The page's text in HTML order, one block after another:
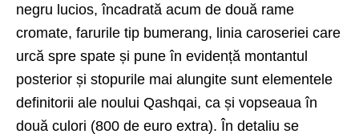
negru lucios, încadrată acum de două rame
cromate, farurile tip bumerang, linia caroseriei care
urcă spre spate și pune în evidență montantul
posterior și stopurile mai alungite sunt elementele
definitorii ale noului Qashqai, ca și vopseaua în
două culori (800 de euro extra). În detaliu se